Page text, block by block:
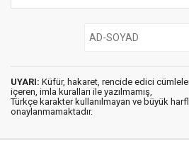
UYARI: Küfür, hakaret, rencide edici
içeren, imla kuralları ile yazılmamış,
Türkçe karakter kullanılmayan ve büyük
onaylanmamaktadır.